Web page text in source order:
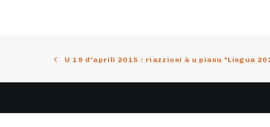
U 19 d'aprili 2015 : riazzioni à u pianu "Lingua